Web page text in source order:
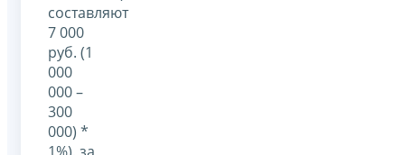
составляют
7 000
руб. (1
000
000 –
300
000) *